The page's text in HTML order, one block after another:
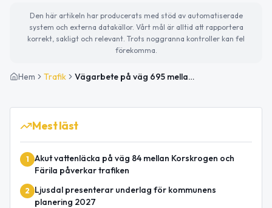
Den här artikeln har producerats med stöd av automatiserade
system och externa datakällor. Vårt mål är alltid att rapportera
korrekt, sakligt och relevant. Trots noggranna kontroller kan fel
förekomma.
Hem Trafik Vägarbete på väg 695 mellan Grönås och Rödmyra avslutat
Mest läst
1
Akut vattenläcka på väg 84 mellan Korskrogen och
Färila påverkar trafiken
2
Ljusdal presenterar underlag för kommunens
planering 2027